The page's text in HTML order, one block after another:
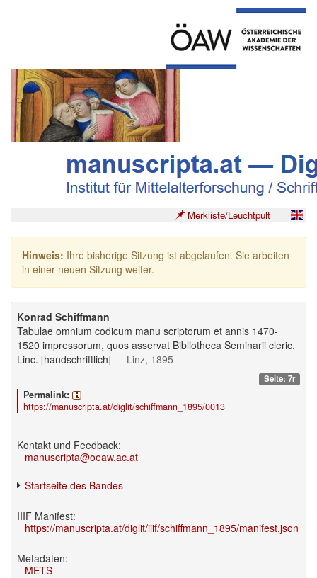
Merkliste/Leuchtpult
Hinweis: Ihre bisherige Sitzung ist abgelaufen. Sie arbeiten
in einer neuen Sitzung weiter.
Konrad Schiffmann
Tabulae omnium codicum manu scriptorum et annis 1470-
1520 impressorum, quos asservat Bibliotheca Seminarii cleric.
Linc. [handschriftlich] — Linz, 1895
Seite: 7r
Permalink:
https://manuscripta.at/diglit/schiffmann_1895/0013
Kontakt und Feedback:
manuscripta@oeaw.ac.at
Startseite des Bandes
IIIF Manifest:
https://manuscripta.at/diglit/iiif/schiffmann_1895/manifest.json
Metadaten:
METS